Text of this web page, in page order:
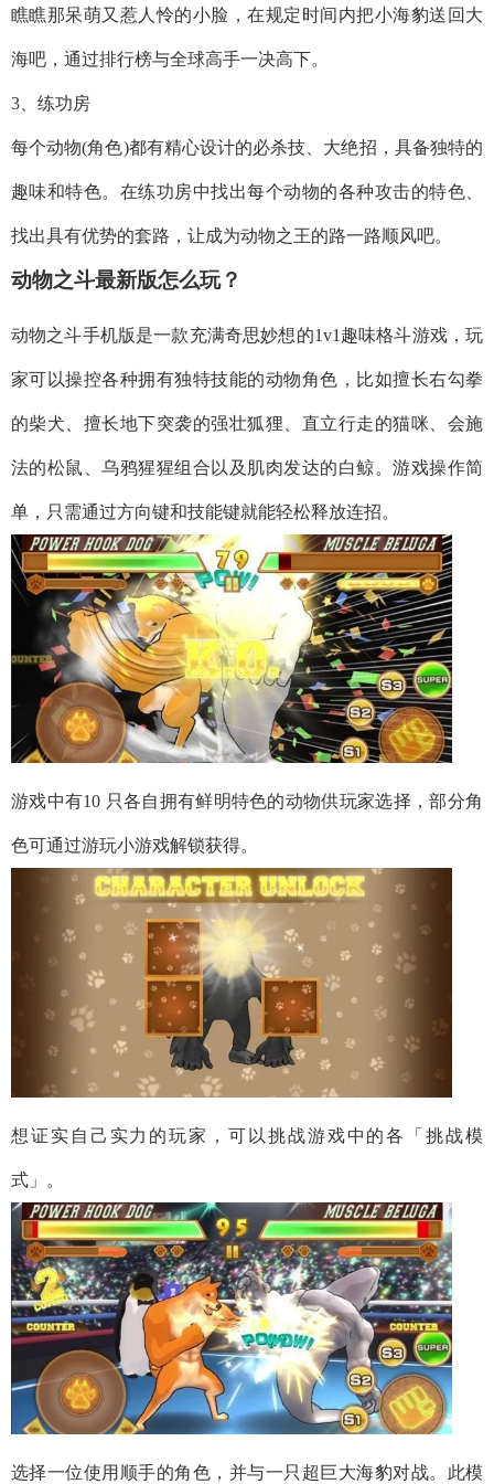
瞧瞧那呆萌又惹人怜的小脸，在规定时间内把小海豹送回大
海吧，通过排行榜与全球高手一决高下。
3、练功房
每个动物(角色)都有精心设计的必杀技、大绝招，具备独特的
趣味和特色。在练功房中找出每个动物的各种攻击的特色、
找出具有优势的套路，让成为动物之王的路一路顺风吧。
动物之斗最新版怎么玩？
动物之斗手机版是一款充满奇思妙想的1v1趣味格斗游戏，玩
家可以操控各种拥有独特技能的动物角色，比如擅长右勾拳
的柴犬、擅长地下突袭的强壮狐狸、直立行走的猫咪、会施
法的松鼠、乌鸦猩猩组合以及肌肉发达的白鲸。游戏操作简
单，只需通过方向键和技能键就能轻松释放连招。
游戏中有10 只各自拥有鲜明特色的动物供玩家选择，部分角
色可通过游玩小游戏解锁获得。
想证实自己实力的玩家，可以挑战游戏中的各「挑战模
式」。
选择一位使用顺手的角色，并与一只超巨大海豹对战。此模